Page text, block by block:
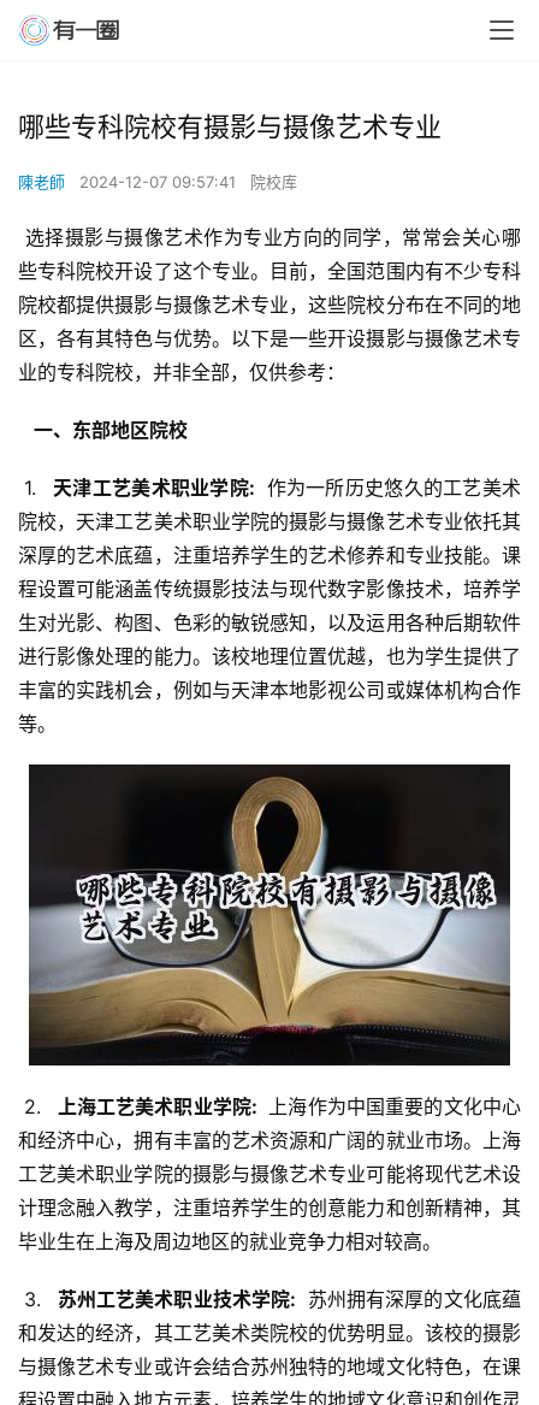
哪些专科院校有摄影与摄像艺术专业
陳老師 2024-12-07 09:57:41 院校库
些专科院校开设了这个专业。目前，全国范围内有不少专科
院校都提供摄影与摄像艺术专业，这些院校分布在不同的地
区，各有其特色与优势。以下是一些开设摄影与摄像艺术专
业的专科院校，并非全部，仅供参考：
  一、东部地区院校
1.
  天津工艺美术职业学院:
作为一所历史悠久的工艺美术
院校，天津工艺美术职业学院的摄影与摄像艺术专业依托其
深厚的艺术底蕴，注重培养学生的艺术修养和专业技能。课
程设置可能涵盖传统摄影技法与现代数字影像技术，培养学
生对光影、构图、色彩的敏锐感知，以及运用各种后期软件
进行影像处理的能力。该校地理位置优越，也为学生提供了
丰富的实践机会，例如与天津本地影视公司或媒体机构合作
等。
2.
  上海工艺美术职业学院:
上海作为中国重要的文化中心
和经济中心，拥有丰富的艺术资源和广阔的就业市场。上海
工艺美术职业学院的摄影与摄像艺术专业可能将现代艺术设
计理念融入教学，注重培养学生的创意能力和创新精神，其
毕业生在上海及周边地区的就业竞争力相对较高。
3.
  苏州工艺美术职业技术学院:
苏州拥有深厚的文化底蕴
和发达的经济，其工艺美术类院校的优势明显。该校的摄影
与摄像艺术专业或许会结合苏州独特的地域文化特色，在课
程设置中融入地方元素，培养学生的地域文化意识和创作灵